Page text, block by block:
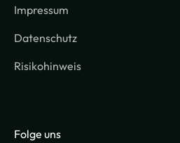
Impressum
Datenschutz
Risikohinweis
Folge uns